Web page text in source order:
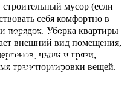
Удаление запахов
Чистка полов
Чистка брусчатки в
Москве и МО
мусор (если
себя комфортно в
порядок. Уборка квартиры
внешний вид помещения,
пыли и грязи,
транспортировки вещей.